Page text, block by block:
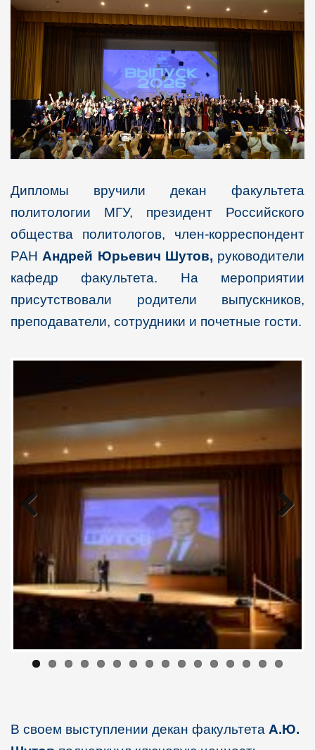
Дипломы вручили декан факультета
политологии МГУ, президент Российского
общества политологов, член-корреспондент
РАН Андрей Юрьевич Шутов, руководители
кафедр факультета. На мероприятии
присутствовали родители выпускников,
преподаватели, сотрудники и почетные гости.
В своем выступлении декан факультета А.Ю.